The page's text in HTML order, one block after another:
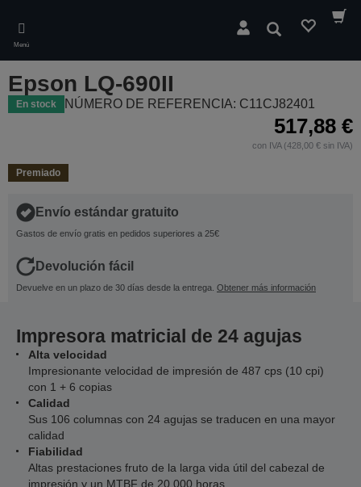
main
content
Menú
Buscar
Epson LQ-690II
En stock NÚMERO DE REFERENCIA: C11CJ82401
517,88 €
con IVA (428,00 € sin IVA)
Premiado
Envío estándar gratuito
Gastos de envío gratis en pedidos superiores a 25€
Devolución fácil
Devuelve en un plazo de 30 días desde la entrega. Obtener más información
Impresora matricial de 24 agujas
Alta velocidad
Impresionante velocidad de impresión de 487 cps (10 cpi)
con 1 + 6 copias
Calidad
Sus 106 columnas con 24 agujas se traducen en una mayor
calidad
Fiabilidad
Altas prestaciones fruto de la larga vida útil del cabezal de
impresión y un MTBF de 20 000 horas